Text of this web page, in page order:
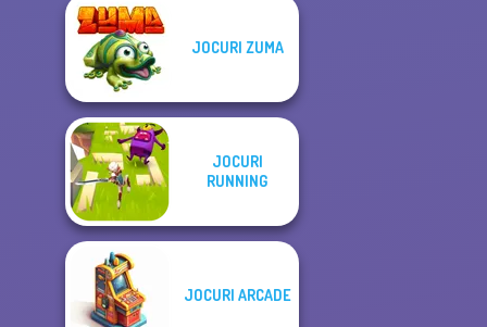
Bubble Shooter
HD 3
Minecraft Pixel
JOCURI ZUMA
JOCURI
RUNNING
JOCURI ARCADE